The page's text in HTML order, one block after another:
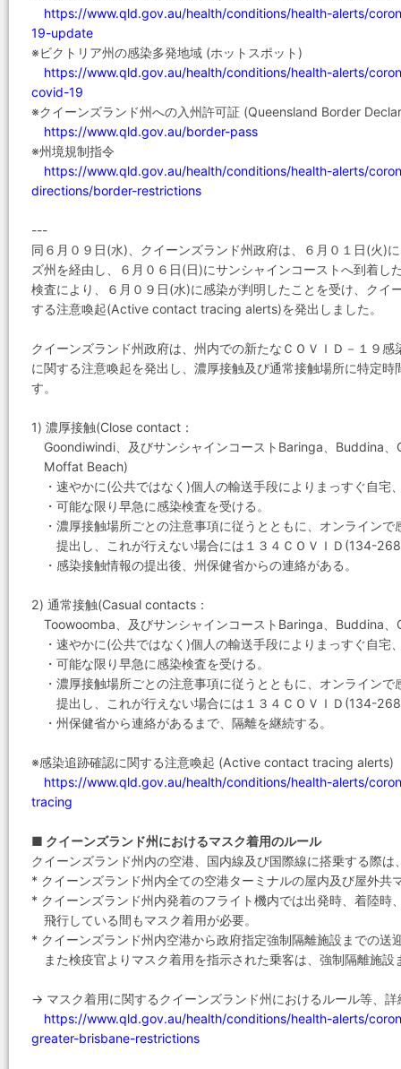
https://www.qld.gov.au/health/conditions/health-alerts/
19-update
※ビクトリア州の感染多発地域 (ホットスポット)
https://www.qld.gov.au/health/conditions/health-alerts/
covid-19
※クイーンズランド州への入州許可証 (Queensland Border
https://www.qld.gov.au/border-pass
※州境規制指令
https://www.qld.gov.au/health/conditions/health-alerts/
directions/border-restrictions
---
同６月０９日(水)、クイーンズランド州政府は、６月０１日(火)
ズ州を経由し、６月０６日(日)にサンシャインコーストへ到着
検査により、６月０９日(水)に感染が判明したことを受け、クイ
する注意喚起(Active contact tracing alerts)を発出しました。
クイーンズランド州政府は、州内での新たなＣＯＶＩＤ－１９
に関する注意喚起を発出し、濃厚接触及び通常接触場所に特定
す。
1) 濃厚接触(Close contact：
Goondiwindi、及びサンシャインコーストBaringa、Buddina
Moffat Beach)
・速やかに(公共ではなく)個人の輸送手段によりまっすぐ自宅
・可能な限り早急に感染検査を受ける。
・濃厚接触場所ごとの注意事項に従うとともに、オンライン
提出し、これが行えない場合には１３４ＣＯＶＩＤ(134-
・感染接触情報の提出後、州保健省からの連絡がある。
2) 通常接触(Casual contacts：
Toowoomba、及びサンシャインコーストBaringa、Buddina、
・速やかに(公共ではなく)個人の輸送手段によりまっすぐ自宅
・可能な限り早急に感染検査を受ける。
・濃厚接触場所ごとの注意事項に従うとともに、オンライン
提出し、これが行えない場合には１３４ＣＯＶＩＤ(134-
・州保健省から連絡があるまで、隔離を継続する。
※感染追跡確認に関する注意喚起 (Active contact tracing alerts)
https://www.qld.gov.au/health/conditions/health-alerts/
tracing
■ クイーンズランド州におけるマスク着用のルール
クイーンズランド州内の空港、国内線及び国際線に搭乗する際は
* クイーンズランド州内全ての空港ターミナルの屋内及び屋外共
* クイーンズランド州内発着のフライト機内では出発時、着陸時
飛行している間もマスク着用が必要。
* クイーンズランド州内空港から政府指定強制隔離施設までの送
また検疫官よりマスク着用を指示された乗客は、強制隔離施設
→ マスク着用に関するクイーンズランド州におけるルール等、詳
https://www.qld.gov.au/health/conditions/health-alerts/
greater-brisbane-restrictions